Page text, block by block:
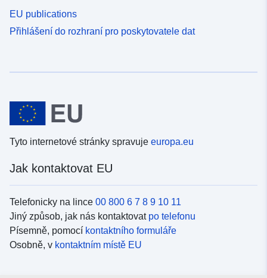
EU publications
Přihlášení do rozhraní pro poskytovatele dat
Tyto internetové stránky spravuje europa.eu
Jak kontaktovat EU
Telefonicky na lince 00 800 6 7 8 9 10 11
Jiný způsob, jak nás kontaktovat po telefonu
Písemně, pomocí kontaktního formuláře
Osobně, v kontaktním místě EU